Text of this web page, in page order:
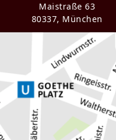
Maistraße 63
80337, München